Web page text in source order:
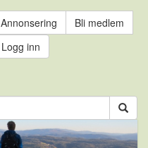
Annonsering
Bli medlem
Logg inn